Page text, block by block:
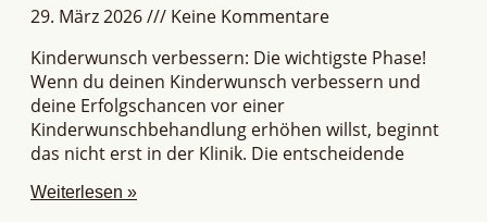
29. März 2026
Keine Kommentare
Kinderwunsch verbessern: Die wichtigste Phase!
Wenn du deinen Kinderwunsch verbessern und
deine Erfolgschancen vor einer
Kinderwunschbehandlung erhöhen willst, beginnt
das nicht erst in der Klinik. Die entscheidende
Weiterlesen »